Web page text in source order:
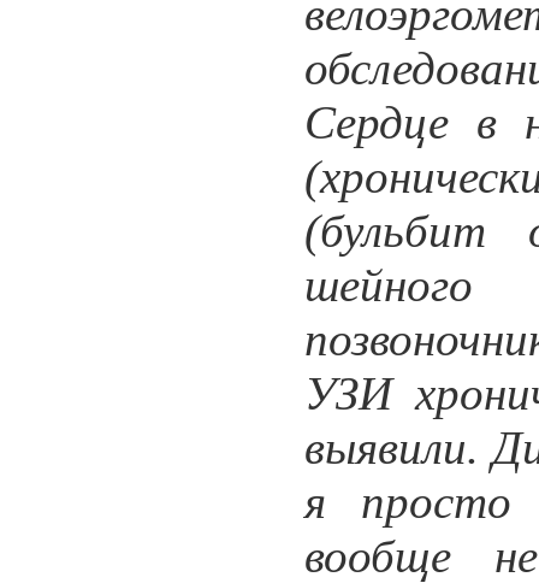
Сердце в
(бульбит
УЗИ
выявили.
я просто
вообще